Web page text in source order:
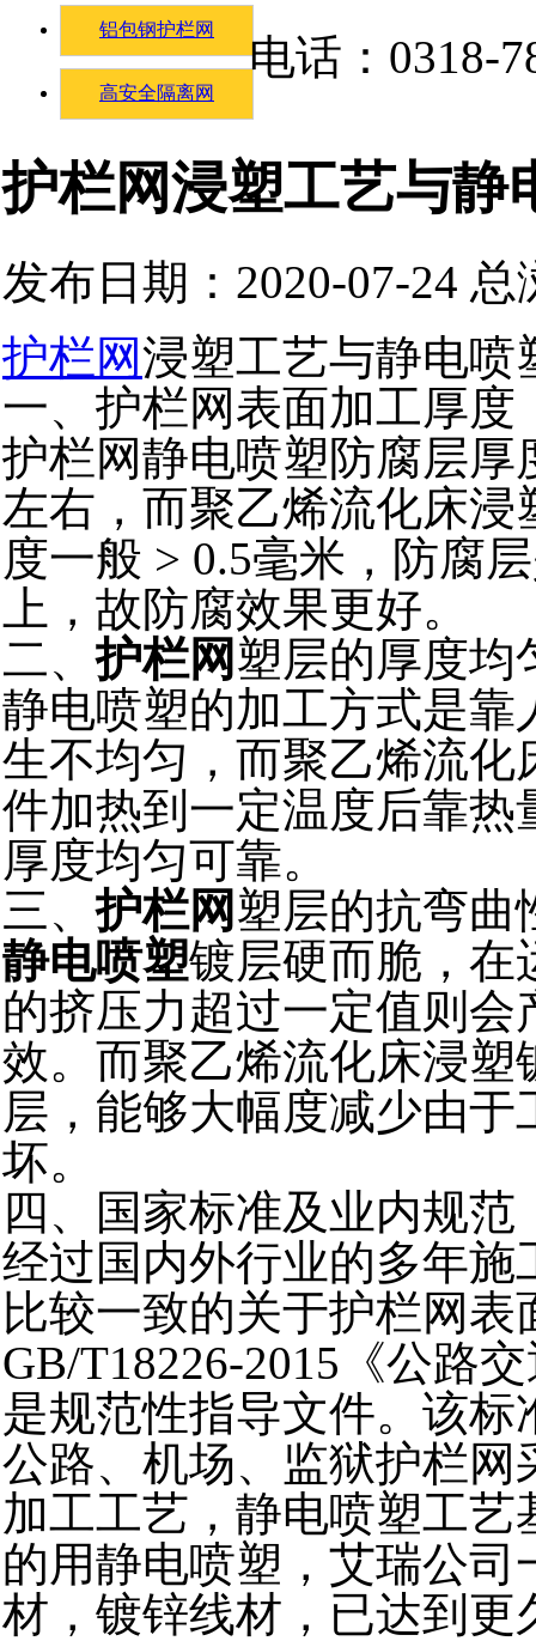
铝包钢护栏网
高安全隔离网
护栏网浸塑工艺与静
发布日期：2020-07-24 总
护栏网浸塑工艺与静电喷
一、护栏网表面加工厚度
护栏网静电喷塑防腐层厚
左右，而聚乙烯流化床浸
度一般 > 0.5毫米，防腐
上，故防腐效果更好。
二、护栏网 塑层的厚度均
静电喷塑的加工方式是
生不均匀，而聚乙烯流
件加热到一定温度后靠
厚度均匀可靠。
三、护栏网 塑层的抗弯曲
静电喷塑镀层硬而脆，在
的挤压力超过一定值则
效。而聚乙烯流化床浸
层，能够大幅度减少由
坏。
四、国家标准及业内规范
经过国内外行业的多年
比较一致的关于护栏网表
GB/T18226-2015《公路
是规范性指导文件。该
公路、机场、 监狱护栏网
加工工艺，静电喷塑工
的用静电喷塑，艾瑞公
材，镀锌线材，已达到更
电话：0318-